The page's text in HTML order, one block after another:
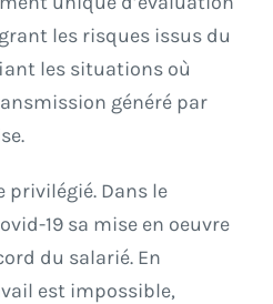
les risques issus du
les situations où
généré par
privilégié. Dans le
19 sa mise en oeuvre
du salarié. En
est impossible,